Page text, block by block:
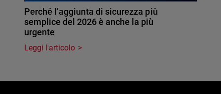
Perché l’aggiunta di sicurezza più
semplice del 2026 è anche la più
urgente
Leggi l'articolo